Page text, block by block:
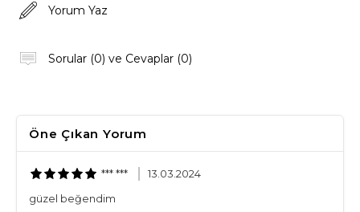
Yorum Yaz
Sorular (0) ve Cevaplar (0)
Öne Çıkan Yorum
*** *** 13.03.2024
güzel beğendim